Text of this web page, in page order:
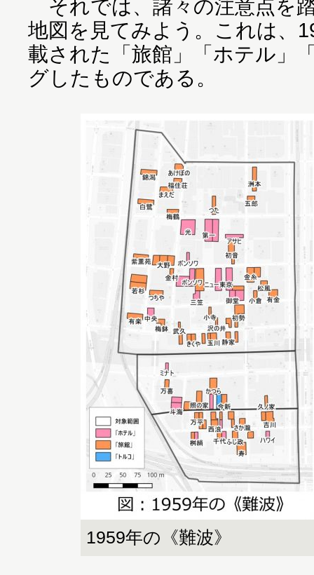
それでは、諸々の注意点を
地図を見てみよう。これは、
載された「旅館」「ホテル」
グしたものである。
1959年の《難波》